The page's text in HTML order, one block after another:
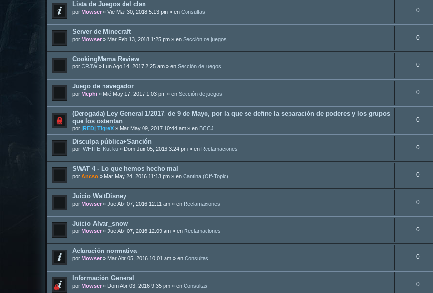
Lista de Juegos del clan
por Mowser » Vie Mar 30, 2018 5:13 pm » en Consultas 0
Server de Minecraft
por Mowser » Mar Feb 13, 2018 1:25 pm » en Sección de juegos 0
CookingMama Review
por CR3W» Lun Ago 14, 2017 2:25 am » en Sección de juegos 0
Juego de navegador
por Mephi » Mié May 17, 2017 1:03 pm » en Sección de juegos 0
(Derogada) Ley General 1/2017, de 9 de Mayo, por la que se define la separación de poderes y los grupos
que los ostentan
por |RED| TigreX » Mar May 09, 2017 10:44 am » en BOCJ
0
Disculpa pública+Sanción
por |WHITE| Kut ku » Dom Jun 05, 2016 3:24 pm » en Reclamaciones 0
SWAT 4 - Lo que hemos hecho mal
por Ancso » Mar May 24, 2016 11:13 pm » en Cantina (Off-Topic) 0
Juicio WaltDisney
por Mowser » Jue Abr 07, 2016 12:11 am » en Reclamaciones 0
Juicio Alvar_snow
por Mowser » Jue Abr 07, 2016 12:09 am » en Reclamaciones 0
Aclaración normativa
por Mowser » Mar Abr 05, 2016 10:01 am » en Consultas 0
Información General
por Mowser » Dom Abr 03, 2016 9:35 pm » en Consultas 0